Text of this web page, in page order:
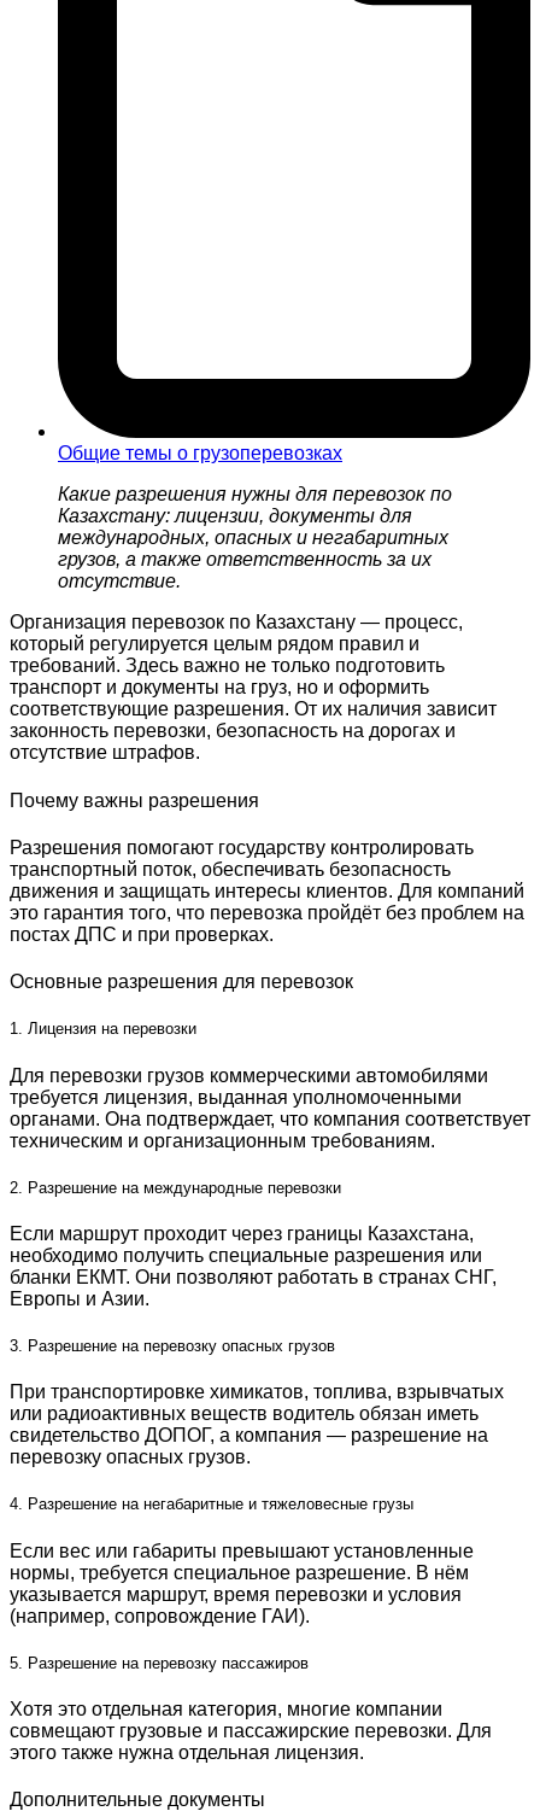
Общие темы о грузоперевозках
Какие разрешения нужны для перевозок по
Казахстану: лицензии, документы для
международных, опасных и негабаритных
грузов, а также ответственность за их
отсутствие.
Организация перевозок по Казахстану — процесс,
который регулируется целым рядом правил и
требований. Здесь важно не только подготовить
транспорт и документы на груз, но и оформить
соответствующие разрешения. От их наличия зависит
законность перевозки, безопасность на дорогах и
отсутствие штрафов.
Почему важны разрешения
Разрешения помогают государству контролировать
транспортный поток, обеспечивать безопасность
движения и защищать интересы клиентов. Для компаний
это гарантия того, что перевозка пройдёт без проблем на
постах ДПС и при проверках.
Основные разрешения для перевозок
1. Лицензия на перевозки
Для перевозки грузов коммерческими автомобилями
требуется лицензия, выданная уполномоченными
органами. Она подтверждает, что компания соответствует
техническим и организационным требованиям.
2. Разрешение на международные перевозки
Если маршрут проходит через границы Казахстана,
необходимо получить специальные разрешения или
бланки ЕКМТ. Они позволяют работать в странах СНГ,
Европы и Азии.
3. Разрешение на перевозку опасных грузов
При транспортировке химикатов, топлива, взрывчатых
или радиоактивных веществ водитель обязан иметь
свидетельство ДОПОГ, а компания — разрешение на
перевозку опасных грузов.
4. Разрешение на негабаритные и тяжеловесные грузы
Если вес или габариты превышают установленные
нормы, требуется специальное разрешение. В нём
указывается маршрут, время перевозки и условия
(например, сопровождение ГАИ).
5. Разрешение на перевозку пассажиров
Хотя это отдельная категория, многие компании
совмещают грузовые и пассажирские перевозки. Для
этого также нужна отдельная лицензия.
Дополнительные документы